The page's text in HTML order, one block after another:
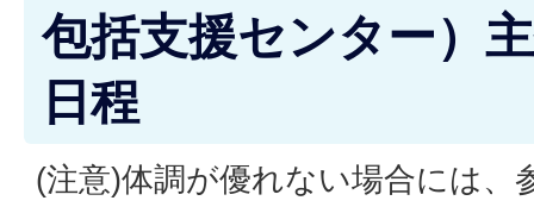
包括支援センター）
日程
(注意)体調が優れない場合には、